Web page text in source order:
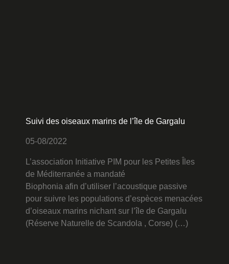
Suivi des oiseaux marins de l’île de Gargalu
05-08/2022
L’association Initiative PIM pour les Petites Îles
de Méditerranée a mandaté
Biophonia afin d’utiliser l’acoustique passive
pour suivre les populations d’espèces menacées
d’oiseaux marins nichant sur l’île de Gargalu
(Réserve Naturelle de Scandola , Corse) (…)